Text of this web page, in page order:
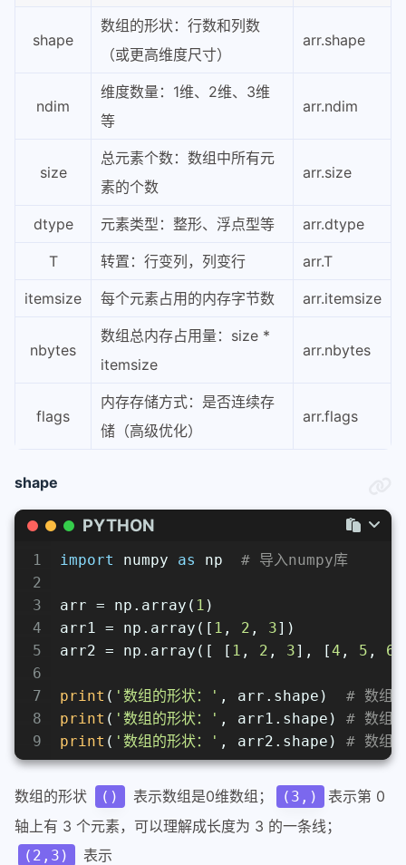
shape
数组的形状：行数和列数
（或更高维度尺寸）
arr.shape
ndim
维度数量：1维、2维、3维
等
arr.ndim
size
总元素个数：数组中所有元
素的个数
arr.size
dtype 元素类型：整形、浮点型等 arr.dtype
T 转置：行变列，列变行 arr.T
itemsize 每个元素占用的内存字节数 arr.itemsize
nbytes
数组总内存占用量：size *
itemsize
arr.nbytes
flags
内存存储方式：是否连续存
储（高级优化）
arr.flags
shape
PYTHON
1
2
3
4
5
6
7
8
9
import numpy as np # 导入numpy库
arr = np.array( 1 )
arr1 = np.array([ 1 , 2 , 3])
arr2 = np.array([ [ 1 , 2 , 3], [4 , 5 , 6
print ( '数组的形状：' , arr.shape) # 数组
print ( '数组的形状：' , arr1.shape) # 数组
print ( '数组的形状：' , arr2.shape) # 数组
数组的形状 () 表示数组是0维数组； (3,)
表示第 0
轴上有 3 个元素，可以理解成长度为 3 的一条线；
(2,3) 表示